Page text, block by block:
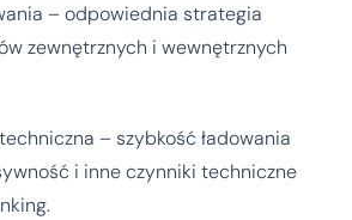
– odpowiednia strategia
zewnętrznych i wewnętrznych
– szybkość ładowania
i inne czynniki techniczne